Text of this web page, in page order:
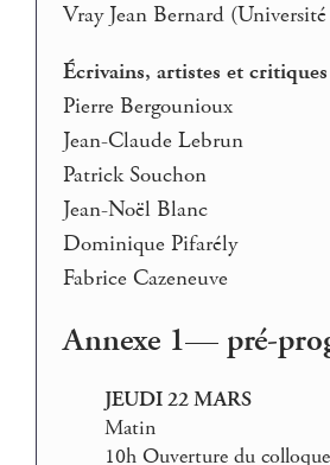
Vray Jean Bernard
Écrivains, artistes et
Pierre Bergounioux
Jean-Claude Lebrun
Patrick Souchon
Jean-Noël Blanc
Dominique Pifarély
Fabrice Cazeneuve
Annexe 1— pré-
JEUDI 22 MARS
Matin
10h Ouverture du